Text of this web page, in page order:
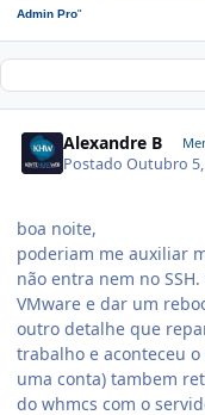
Admin Pro"
Alexandre B
PostadoOutubro
boa noite,
poderiam me auxiliar
não entra nem no
VMware e dar um
outro detalhe que
trabalho e aconteceu
uma conta) tambem
do whmcs com o